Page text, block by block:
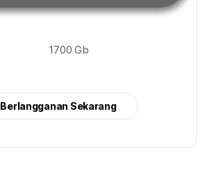
1700 Gb
Berlangganan Sekarang